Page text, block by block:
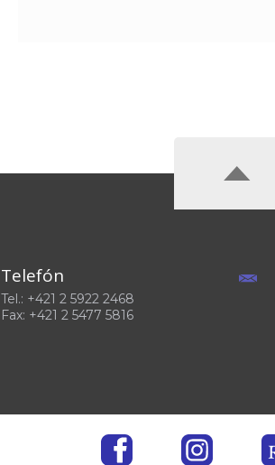
Telefón
Tel.: +421 2 5922 2468
Fax: +421 2 5477 5816